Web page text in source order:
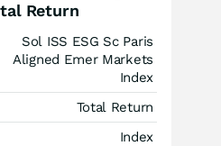
Return
Sol ISS ESG Sc Paris
Aligned Emer Markets
Index
Total Return
Index